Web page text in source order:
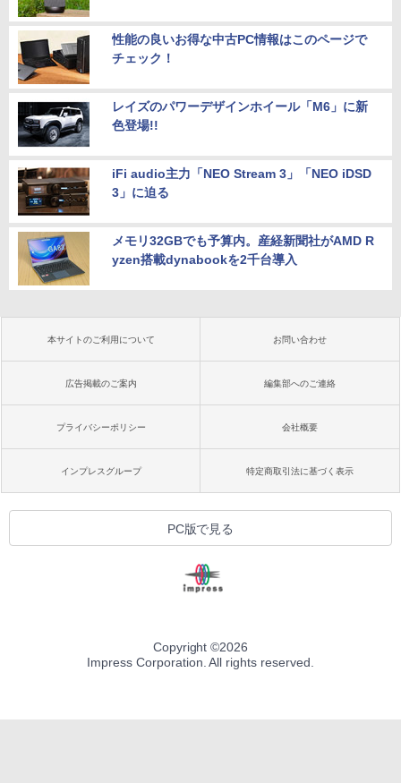
性能の良いお得な中古PC情報はこのページで
チェック！
レイズのパワーデザインホイール「M6」に新
色登場!!
iFi audio主力「NEO Stream 3」「NEO iDSD
3」に迫る
メモリ32GBでも予算内。産経新聞社がAMD R
yzen搭載dynabookを2千台導入
本サイトのご利用について お問い合わせ
広告掲載のご案内 編集部へのご連絡
プライバシーポリシー 会社概要
インプレスグループ 特定商取引法に基づく表示
PC版で見る
Copyright ©2026
Impress Corporation. All rights reserved.